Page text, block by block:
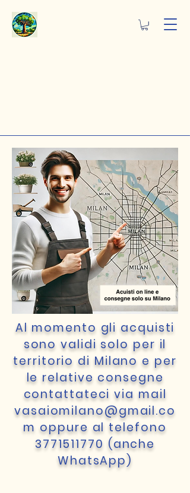
Al momento gli acquisti
sono validi solo per il
territorio di Milano e per
le relative consegne
contattateci via mail
vasaiomilano@gmail.co
m oppure al telefono
3771511770 (anche
WhatsApp)